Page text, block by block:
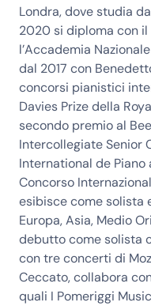
Londra, dove studia
2020 si diploma con
l’Accademia
dal 2017 con
concorsi pianistici
Davies Prize della
secondo premio al
Intercollegiate Senior
International de
Concorso
esibisce come solista
Europa, Asia, Medio
debutto come solista
con tre concerti di
Ceccato, collabora
quali I Pomeriggi